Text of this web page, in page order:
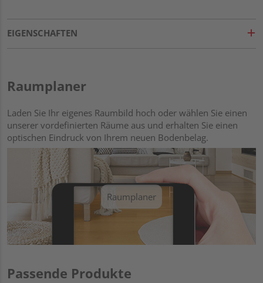
EIGENSCHAFTEN
Raumplaner
Laden Sie Ihr eigenes Raumbild hoch oder wählen Sie einen
unserer vordefinierten Räume aus und erhalten Sie einen
optischen Eindruck von Ihrem neuen Bodenbelag.
Raumplaner
Passende Produkte